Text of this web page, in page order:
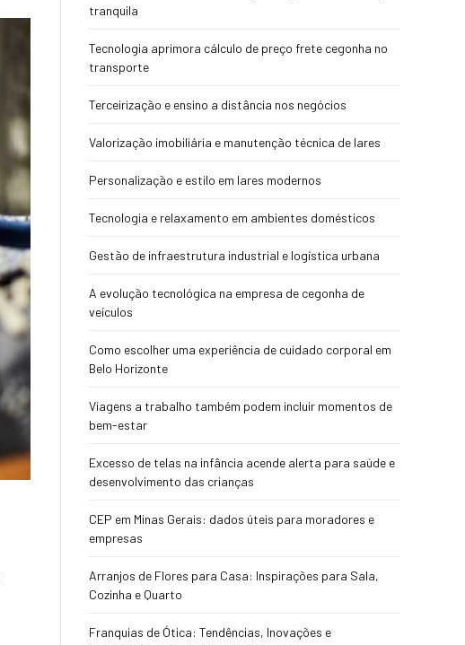
tranquila
Tecnologia aprimora cálculo de preço frete cegonha no
transporte
Terceirização e ensino a distância nos negócios
Valorização imobiliária e manutenção técnica de lares
Personalização e estilo em lares modernos
Tecnologia e relaxamento em ambientes domésticos
Gestão de infraestrutura industrial e logística urbana
A evolução tecnológica na empresa de cegonha de
veículos
Como escolher uma experiência de cuidado corporal em
Belo Horizonte
Viagens a trabalho também podem incluir momentos de
bem-estar
Excesso de telas na infância acende alerta para saúde e
desenvolvimento das crianças
CEP em Minas Gerais: dados úteis para moradores e
empresas
Arranjos de Flores para Casa: Inspirações para Sala,
Cozinha e Quarto
Franquias de Ótica: Tendências, Inovações e